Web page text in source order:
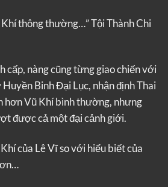
thông thường…” Tội Thành Chi
cấp, nàng cũng từng giao chiến với
Binh Đại Lục, nhận định Thai
hơn Vũ Khí bình thường, nhưng
được cả một đại cảnh giới.
của Lê Vĩ so với hiểu biết của